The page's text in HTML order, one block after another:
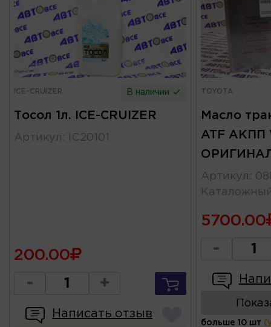
ICE-CRUIZER В наличии
Тосол 1л. ICE-CRUIZER
Артикул : IC20101
200.00
- +
Написать отзыв
TOYOTA
Масло
ATF АКПП
ОРИГИНАЛ
Артикул :
5700.00
-
больше 10 шт